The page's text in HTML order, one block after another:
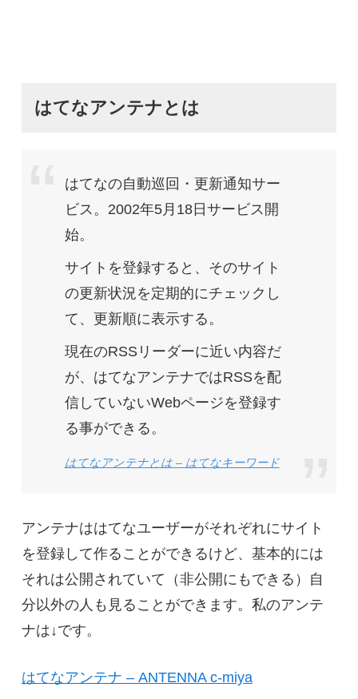
はてなアンテナとは
はてなの自動巡回・更新通知サー
ビス。2002年5月18日サービス開
始。
サイトを登録すると、そのサイト
の更新状況を定期的にチェックし
て、更新順に表示する。
現在のRSSリーダーに近い内容だ
が、はてなアンテナではRSSを配
信していないWebページを登録す
る事ができる。
はてなアンテナとは – はてなキーワード
アンテナははてなユーザーがそれぞれにサイト
を登録して作ることができるけど、基本的には
それは公開されていて（非公開にもできる）自
分以外の人も見ることができます。私のアンテ
ナは↓です。
はてなアンテナ – ANTENNA c-miya